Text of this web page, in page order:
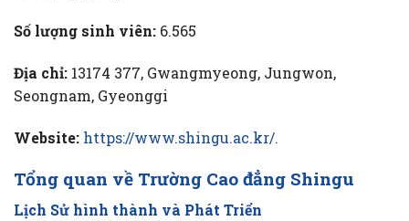
Số lượng sinh viên: 6.565
Địa chỉ: 13174 377, Gwangmyeong, Jungwon,
Seongnam, Gyeonggi
Website: https://www.shingu.ac.kr/.
Tổng quan về Trường Cao đẳng Shingu
Lịch Sử hình thành và Phát Triển